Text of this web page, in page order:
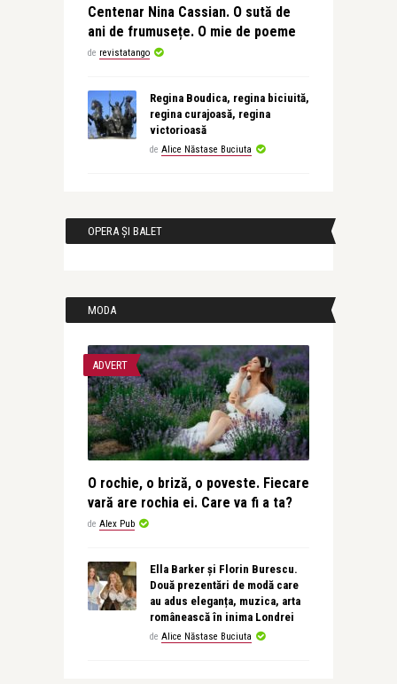
Centenar Nina Cassian. O sută de
ani de frumusețe. O mie de poeme
de revistatango
Regina Boudica, regina biciuită,
regina curajoasă, regina
victorioasă
de Alice Năstase Buciuta
OPERA ȘI BALET
MODA
ADVERT
O rochie, o briză, o poveste. Fiecare
vară are rochia ei. Care va fi a ta?
de Alex Pub
Ella Barker și Florin Burescu.
Două prezentări de modă care
au adus eleganța, muzica, arta
românească în inima Londrei
de Alice Năstase Buciuta